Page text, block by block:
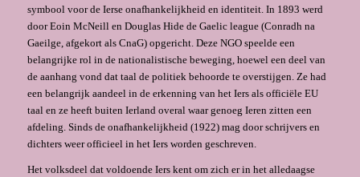
symbool voor de Ierse onafhankelijkheid en identiteit. In 1893 werd
door Eoin McNeill en Douglas Hide de Gaelic league (Conradh na
Gaeilge, afgekort als CnaG) opgericht. Deze NGO speelde een
belangrijke rol in de nationalistische beweging, hoewel een deel van
de aanhang vond dat taal de politiek behoorde te overstijgen. Ze had
een belangrijk aandeel in de erkenning van het Iers als officiële EU
taal en ze heeft buiten Ierland overal waar genoeg Ieren zitten een
afdeling. Sinds de onafhankelijkheid (1922) mag door schrijvers en
dichters weer officieel in het Iers worden geschreven.
Het volksdeel dat voldoende Iers kent om zich er in het alledaagse